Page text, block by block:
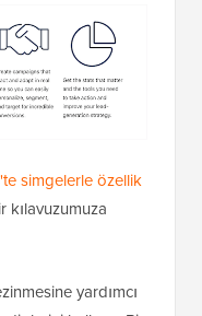
simgelerle özellik
kılavuzumuza
yardımcı